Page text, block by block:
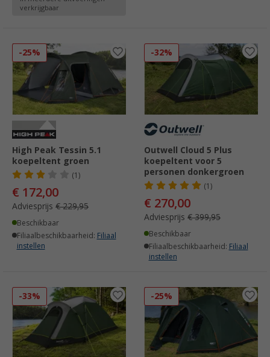
verkrijgbaar
-25%
High Peak Tessin 5.1
koepeltent groen
(1)
€ 172,00
Adviesprijs € 229,95
Beschikbaar
Filiaalbeschikbaarheid: Filiaal
instellen
-32%
Outwell Cloud 5 Plus
koepeltent voor 5
personen donkergroen
(1)
€ 270,00
Adviesprijs € 399,95
Beschikbaar
Filiaalbeschikbaarheid: Filiaal
instellen
-33% -25%